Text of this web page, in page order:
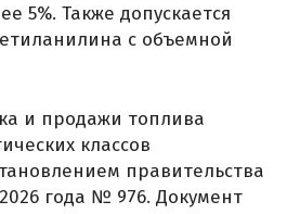
5%. Также допускается
с объемной
и продажи топлива
классов
правительства
2026 года № 976. Документ